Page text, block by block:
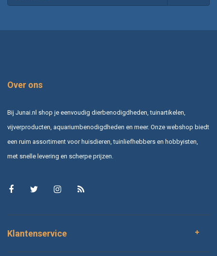
Over ons
Bij Junai.nl shop je eenvoudig dierbenodigdheden, tuinartikelen,
vijverproducten, aquariumbenodigdheden en meer. Onze webshop biedt
een ruim assortiment voor huisdieren, tuinliefhebbers en hobbyisten,
met snelle levering en scherpe prijzen.
Klantenservice